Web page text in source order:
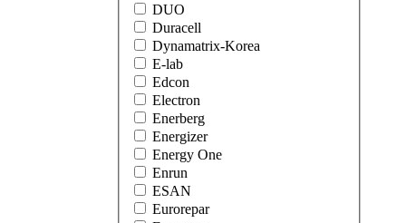
DUO
Duracell
Dynamatrix-Korea
E-lab
Edcon
Electron
Enerberg
Energizer
Energy One
Enrun
ESAN
Eurorepar